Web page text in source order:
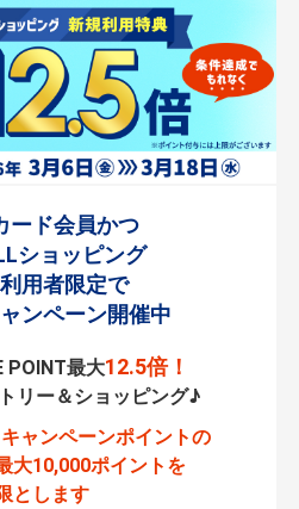
ード会員かつ
ショッピング
用者限定で
ンペーン開催中
POINT最大12.5倍！
リー＆ショッピング♪
ャンペーンポイントの
大10,000ポイントを
とします